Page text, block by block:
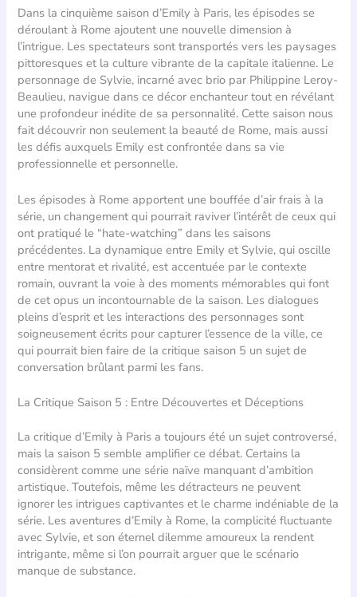
Dans la cinquième saison d’Emily à Paris, les épisodes se
déroulant à Rome ajoutent une nouvelle dimension à
l’intrigue. Les spectateurs sont transportés vers les paysages
pittoresques et la culture vibrante de la capitale italienne. Le
personnage de Sylvie, incarné avec brio par Philippine Leroy-
Beaulieu, navigue dans ce décor enchanteur tout en révélant
une profondeur inédite de sa personnalité. Cette saison nous
fait découvrir non seulement la beauté de Rome, mais aussi
les défis auxquels Emily est confrontée dans sa vie
professionnelle et personnelle.
Les épisodes à Rome apportent une bouffée d’air frais à la
série, un changement qui pourrait raviver l’intérêt de ceux qui
ont pratiqué le “hate-watching” dans les saisons
précédentes. La dynamique entre Emily et Sylvie, qui oscille
entre mentorat et rivalité, est accentuée par le contexte
romain, ouvrant la voie à des moments mémorables qui font
de cet opus un incontournable de la saison. Les dialogues
pleins d’esprit et les interactions des personnages sont
soigneusement écrits pour capturer l’essence de la ville, ce
qui pourrait bien faire de la critique saison 5 un sujet de
conversation brûlant parmi les fans.
La Critique Saison 5 : Entre Découvertes et Déceptions
La critique d’Emily à Paris a toujours été un sujet controversé,
mais la saison 5 semble amplifier ce débat. Certains la
considèrent comme une série naïve manquant d’ambition
artistique. Toutefois, même les détracteurs ne peuvent
ignorer les intrigues captivantes et le charme indéniable de la
série. Les aventures d’Emily à Rome, la complicité fluctuante
avec Sylvie, et son éternel dilemme amoureux la rendent
intrigante, même si l’on pourrait arguer que le scénario
manque de substance.